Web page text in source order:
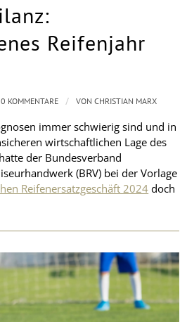
Reifenjahr
immer schwierig sind und in
wirtschaftlichen Lage des
der Bundesverband
(BRV) bei der Vorlage
Reifenersatzgeschäft 2024 doch
0 KOMMENTARE / VONCHRISTIAN MARX